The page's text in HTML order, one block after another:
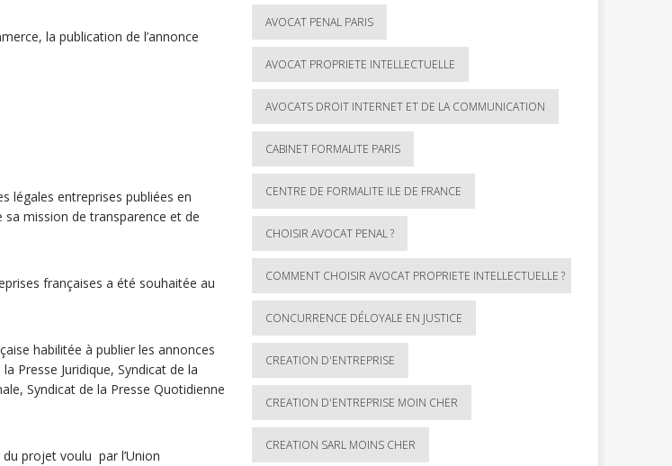
la publication de l’annonce
légales entreprises publiées en
sa mission de transparence et de
françaises a été souhaitée au
habilitée à publier les annonces
Presse Juridique, Syndicat de la
Syndicat de la Presse Quotidienne
projet voulu par l’Union
AVOCAT PENAL PARIS
AVOCAT PROPRIETE INTELLECTUELLE
AVOCATS DROIT INTERNET ET DE LA COMMUNICATION
CABINET FORMALITE PARIS
CENTRE DE FORMALITE ILE DE FRANCE
CHOISIR AVOCAT PENAL ?
COMMENT CHOISIR AVOCAT PROPRIETE INTELLECTUELLE ?
CONCURRENCE DÉLOYALE EN JUSTICE
CREATION D'ENTREPRISE
CREATION D'ENTREPRISE MOIN CHER
CREATION SARL MOINS CHER